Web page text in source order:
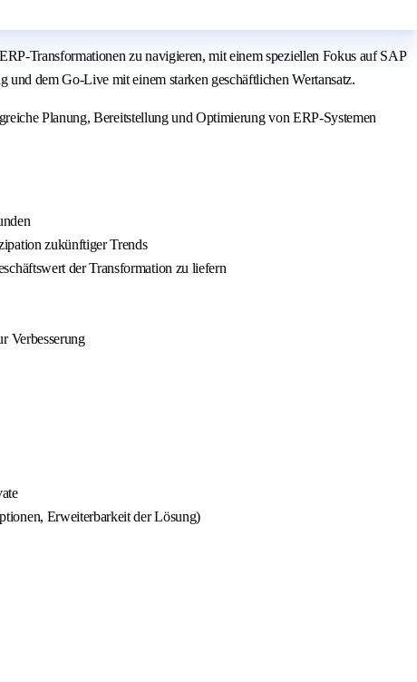
Transformationen zu navigieren, mit einem speziellen Fokus auf SAP
dem Go-Live mit einem starken geschäftlichen Wertansatz.
Planung, Bereitstellung und Optimierung von ERP-Systemen
zukünftiger Trends
der Transformation zu liefern
Verbesserung
Erweiterbarkeit der Lösung)